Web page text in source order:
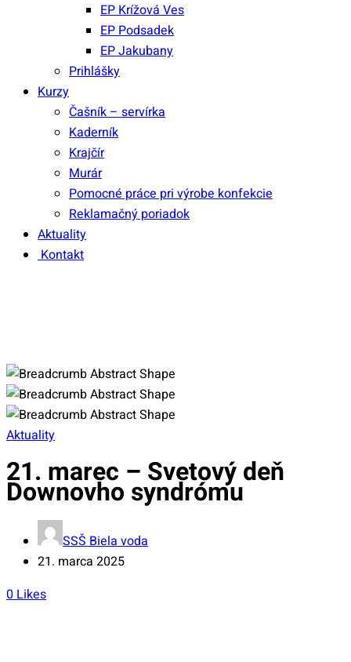
EP Krížová Ves
EP Podsadek
EP Jakubany
Prihlášky
Kurzy
Čašník – servírka
Kaderník
Krajčír
Murár
Pomocné práce pri výrobe konfekcie
Reklamačný poriadok
Aktuality
Kontakt
Aktuality
21. marec – Svetový deň
Downovho syndrómu
SSŠ Biela voda
21. marca 2025
0Likes